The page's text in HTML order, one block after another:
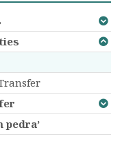
pedra’